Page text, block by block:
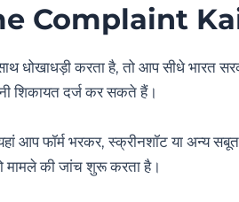
Complaint
धोखाधड़ी करता है, तो आप सीधे भारत
दर्ज कर सकते हैं।
आप फॉर्म भरकर, स्क्रीनशॉट या अन्य
मामले की जांच शुरू करता है।